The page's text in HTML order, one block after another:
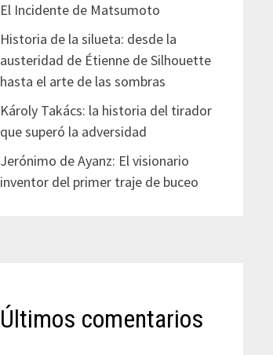
El Incidente de Matsumoto
Historia de la silueta: desde la
austeridad de Étienne de Silhouette
hasta el arte de las sombras
Károly Takács: la historia del tirador
que superó la adversidad
Jerónimo de Ayanz: El visionario
inventor del primer traje de buceo
Últimos comentarios